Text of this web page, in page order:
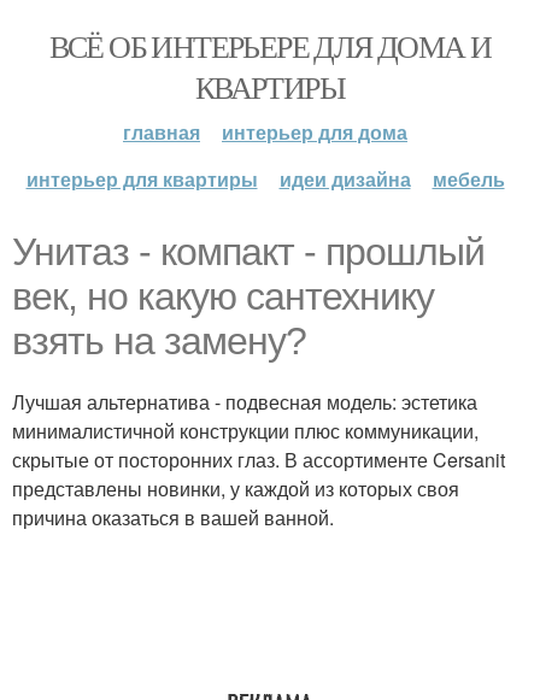
ВСЁ ОБ ИНТЕРЬЕРЕ ДЛЯ ДОМА И
КВАРТИРЫ
главная
интерьер для дома
интерьер для квартиры
идеи дизайна мебель
Унитаз - компакт - прошлый
век, но какую сантехнику
взять на замену?
Лучшая альтернатива - подвесная модель: эстетика
минималистичной конструкции плюс коммуникации,
скрытые от посторонних глаз. В ассортименте Cersanit
представлены новинки, у каждой из которых своя
причина оказаться в вашей ванной.